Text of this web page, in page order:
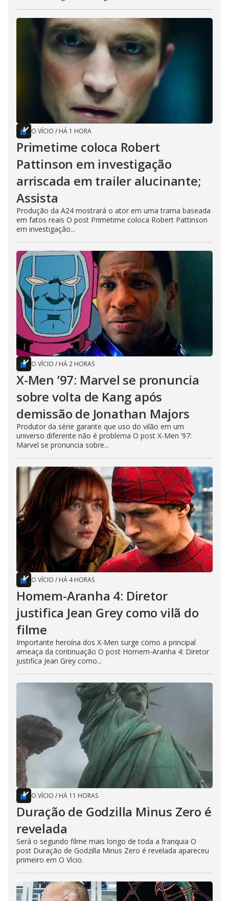
O VÍCIO / HÁ 1 HORA
Primetime coloca Robert
Pattinson em investigação
arriscada em trailer alucinante;
Assista
Produção da A24 mostrará o ator em uma trama baseada
em fatos reais O post Primetime coloca Robert Pattinson
em investigação...
O VÍCIO / HÁ 2 HORAS
X-Men ’97: Marvel se pronuncia
sobre volta de Kang após
demissão de Jonathan Majors
Produtor da série garante que uso do vilão em um
universo diferente não é problema O post X-Men ’97:
Marvel se pronuncia sobre...
O VÍCIO / HÁ 4 HORAS
Homem-Aranha 4: Diretor
justifica Jean Grey como vilã do
filme
Importante heroína dos X-Men surge como a principal
ameaça da continuação O post Homem-Aranha 4: Diretor
justifica Jean Grey como...
O VÍCIO / HÁ 11 HORAS
Duração de Godzilla Minus Zero é
revelada
Será o segundo filme mais longo de toda a franquia O
post Duração de Godzilla Minus Zero é revelada apareceu
primeiro em O Vício.